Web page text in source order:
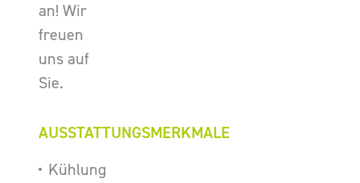
an! Wir
freuen
uns auf
Sie.
AUSSTATTUNGSMERKMALE
Kühlung